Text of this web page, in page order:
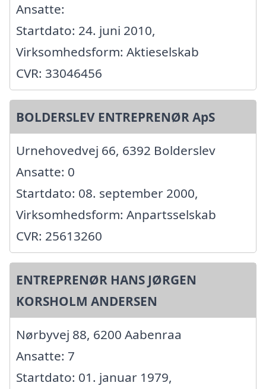
Ansatte:
Startdato: 24. juni 2010,
Virksomhedsform: Aktieselskab
CVR: 33046456
BOLDERSLEV ENTREPRENØR ApS
Urnehovedvej 66, 6392 Bolderslev
Ansatte: 0
Startdato: 08. september 2000,
Virksomhedsform: Anpartsselskab
CVR: 25613260
ENTREPRENØR HANS JØRGEN
KORSHOLM ANDERSEN
Nørbyvej 88, 6200 Aabenraa
Ansatte: 7
Startdato: 01. januar 1979,